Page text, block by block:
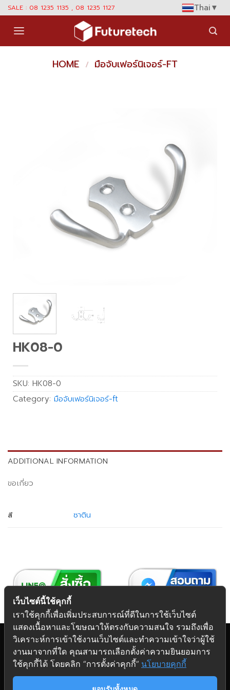
Skip
content
SALE : 08 1235 1135 , 08 1235 1127 Thai▼
HOME / มือจับเฟอร์นิเจอร์-FT
HK08-0
SKU: HK08-0
Category: มือจับเฟอร์นิเจอร์-ft
ADDITIONAL INFORMATION
ขอเกี่ยว
สี ซาติน
Copyright 2026 © Futuretech Intermarketing Co., Ltd.
ศูนย์รวมอุปกรณ์เฟอร์นิเจอร์ครบวงจร
เว็บไซต์นี้ใช้คุกกี้
เราใช้คุกกี้เพื่อเพิ่มประสบการณ์ที่ดีในการใช้เว็บไซต์
แสดงเนื้อหาและโฆษณาให้ตรงกับความสนใจ รวมถึงเพื่อ
วิเคราะห์การเข้าใช้งานเว็บไซต์และทำความเข้าใจว่าผู้ใช้
งานมาจากที่ใด คุณสามารถเลือกตั้งค่าความยินยอมการ
ใช้คุกกี้ได้ โดยคลิก “การตั้งค่าคุกกี้” นโยบายคุกกี้